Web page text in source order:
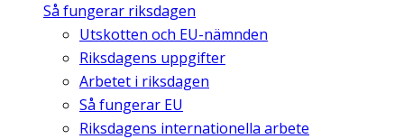
Så fungerar riksdagen
Utskotten och EU-nämnden
Riksdagens uppgifter
Arbetet i riksdagen
Så fungerar EU
Riksdagens internationella arbete